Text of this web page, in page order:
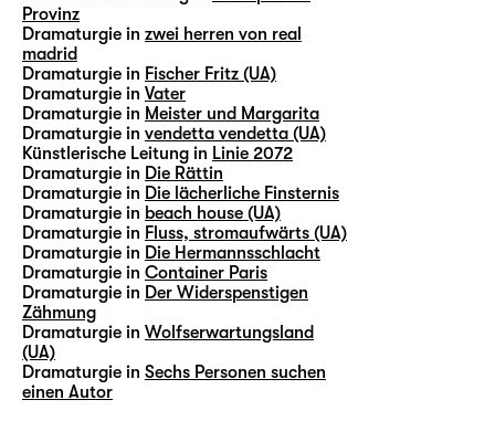
Provinz
Dramaturgie in zwei herren von real
madrid
Dramaturgie in Fischer Fritz (UA)
Dramaturgie in Vater
Dramaturgie in Meister und Margarita
Dramaturgie in vendetta vendetta (UA)
Künstlerische Leitung in Linie 2072
Dramaturgie in Die Rättin
Dramaturgie in Die lächerliche Finsternis
Dramaturgie in beach house (UA)
Dramaturgie in Fluss, stromaufwärts (UA)
Dramaturgie in Die Hermannsschlacht
Dramaturgie in Container Paris
Dramaturgie in Der Widerspenstigen
Zähmung
Dramaturgie in Wolfserwartungsland
(UA)
Dramaturgie in Sechs Personen suchen
einen Autor